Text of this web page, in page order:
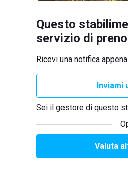
Questo
servizio di
Ricevi una notifica
Inviami
Sei il gestore di questo
Valuta